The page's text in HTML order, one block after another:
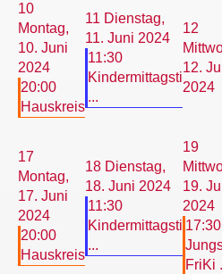
10
Montag,
10. Juni
2024
20:00
Hauskreis
11 Dienstag,
11. Juni 2024
11:30
Kindermittagsti
...
12
12.
2024
17
Montag,
17. Juni
2024
20:00
Hauskreis
18 Dienstag,
18. Juni 2024
11:30
Kindermittagsti
...
19
19.
2024
17:30
FriKi